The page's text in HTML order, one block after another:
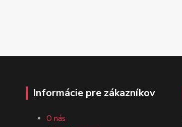
Informácie pre zákazníkov
O nás